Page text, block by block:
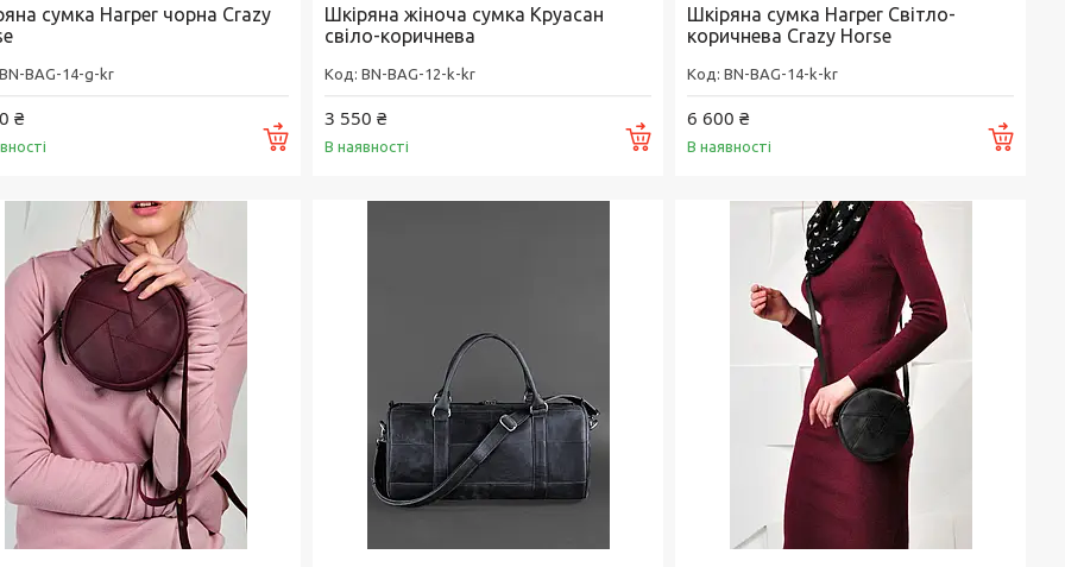
сумка Harper чорна Crazy
BN-BAG-14-g-kr
₴
Купити
Шкіряна жіноча сумка Круасан
свіло-коричнева
BN-BAG-12-k-kr
3 550 ₴
В наявності Купити
Шкіряна сумка Harper Світло-
коричнева Crazy Horse
BN-BAG-14-k-kr
6 600 ₴
В наявності